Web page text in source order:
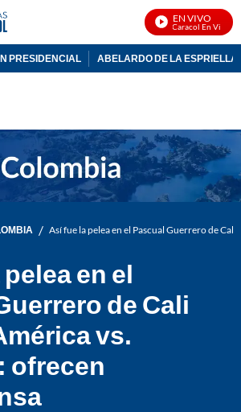
EN VIVO
Noticias Caracol En Vivo
PRESIDENCIAL ABELARDO DE LA ESPRIELLA
/ Así fue la pelea en el Pascual Guerrero de
en el
de Cali
vs.
ofrecen